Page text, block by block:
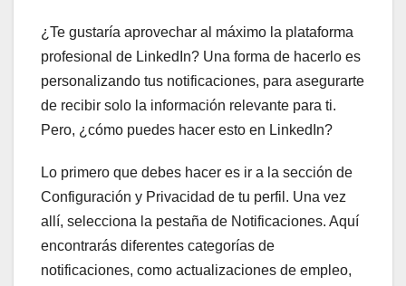
¿Te gustaría aprovechar al máximo la plataforma
profesional de LinkedIn? Una forma de hacerlo es
personalizando tus notificaciones, para asegurarte
de recibir solo la información relevante para ti.
Pero, ¿cómo puedes hacer esto en LinkedIn?
Lo primero que debes hacer es ir a la sección de
Configuración y Privacidad de tu perfil. Una vez
allí, selecciona la pestaña de Notificaciones. Aquí
encontrarás diferentes categorías de
notificaciones, como actualizaciones de empleo,